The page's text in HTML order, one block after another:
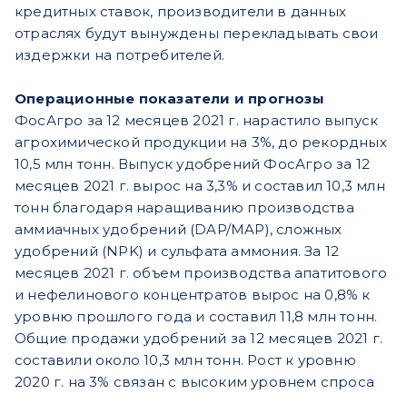
кредитных ставок, производители в данных
отраслях будут вынуждены перекладывать свои
издержки на потребителей.
Операционные показатели и прогнозы
ФосАгро за 12 месяцев 2021 г. нарастило выпуск
агрохимической продукции на 3%, до рекордных
10,5 млн тонн. Выпуск удобрений ФосАгро за 12
месяцев 2021 г. вырос на 3,3% и составил 10,3 млн
тонн благодаря наращиванию производства
аммиачных удобрений (DAP/MAP), сложных
удобрений (NPK) и сульфата аммония. За 12
месяцев 2021 г. объем производства апатитового
и нефелинового концентратов вырос на 0,8% к
уровню прошлого года и составил 11,8 млн тонн.
Общие продажи удобрений за 12 месяцев 2021 г.
составили около 10,3 млн тонн. Рост к уровню
2020 г. на 3% связан с высоким уровнем спроса